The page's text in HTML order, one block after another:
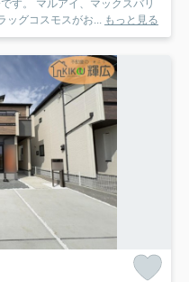
す。 マルアイ、マックスバリ
ッグコスモスがお...
もっと見る